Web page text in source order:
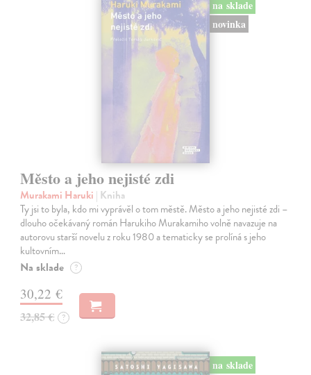
na sklade
novinka
Město a jeho nejisté zdi
Murakami Haruki | Kniha
Ty jsi to byla, kdo mi vyprávěl o tom městě. Město a jeho nejisté zdi –
dlouho očekávaný román Harukiho Murakamiho volně navazuje na
autorovu starší novelu z roku 1980 a tematicky se prolíná s jeho
kultovním…
Na sklade ?
30,22 €
32,85 € ?
na sklade